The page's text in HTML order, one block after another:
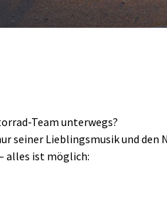
Team unterwegs?
seiner Lieblingsmusik und den
alles ist möglich: